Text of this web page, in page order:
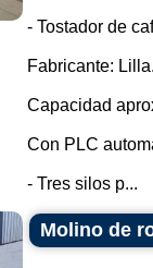
- Tostador de
Fabricante:
Capacidad
Con PLC
- Tres silos p...
Molino de